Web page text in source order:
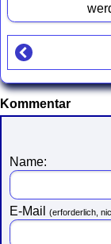
Kommentar
Name:
E-Mail (erforderlich,